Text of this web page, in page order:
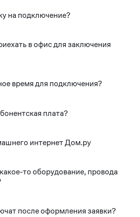
на подключение?
в офис для заключения
время для подключения?
плата?
интернет Дом.ру
то оборудование, провода
после оформления заявки?